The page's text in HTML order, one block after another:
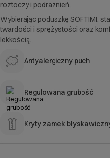
roztoczy i podrażnień.
Wybierając poduszkę SOFTIMI,
twardości i sprężystości oraz
lekkością.
Antyalergiczny puch
Regulowana grubość
Kryty zamek